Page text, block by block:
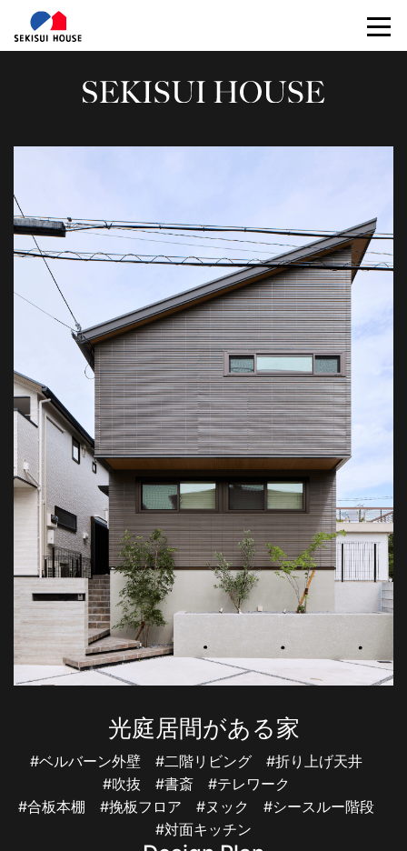
光庭居間がある家
#ベルバーン外壁 #二階リビング #折り上げ天井
#吹抜 #書斎 #テレワーク
#合板本棚 #挽板フロア #ヌック #シースルー階段
#対面キッチン